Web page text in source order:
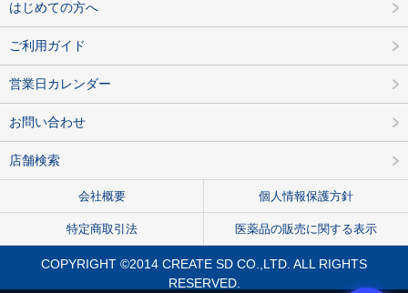
はじめての方へ
ご利用ガイド
営業日カレンダー
お問い合わせ
店舗検索
会社概要 個人情報保護方針
特定商取引法 医薬品の販売に関する表示
COPYRIGHT ©2014 CREATE SD CO.,LTD. ALL RIGHTS
RESERVED.